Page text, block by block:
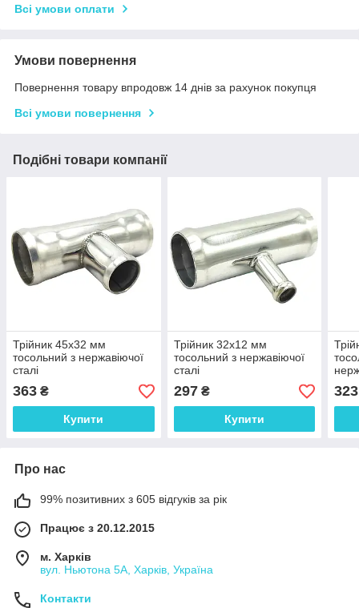
Всі умови оплати
Умови повернення
Повернення товару впродовж 14 днів за рахунок покупця
Всі умови повернення
Подібні товари компанії
Трійник 45x32 мм
тосольний з нержавіючої
сталі
363 ₴
Купити
Трійник 32x12 мм
тосольний з нержавіючої
сталі
297₴
Купити
323
Про нас
99% позитивних з 605 відгуків за рік
Працює з 20.12.2015
м. Харків
вул. Ньютона 5А, Харків, Україна
Контакти